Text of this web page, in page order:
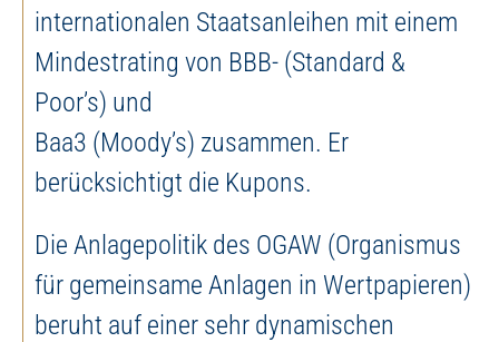
internationalen Staatsanleihen mit einem
Mindestrating von BBB- (Standard &
Poor’s) und
Baa3 (Moody’s) zusammen. Er
berücksichtigt die Kupons.
Die Anlagepolitik des OGAW (Organismus
für gemeinsame Anlagen in Wertpapieren)
beruht auf einer sehr dynamischen